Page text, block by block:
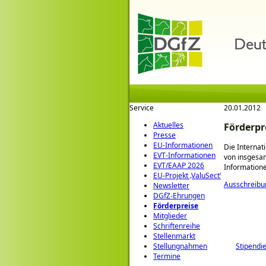
Service
Aktuelles
Presse
EU-Informationen
EVT-Informationen
EVT/EAAP 2026
EU-Projekt ‚ValuSect‘
Newsletter
DGfZ-Ehrungen
Förderpreise
Mitglieder
Schriftenreihe
Stellenmarkt
Stellungnahmen
Termine
20.01.2012
Die
von